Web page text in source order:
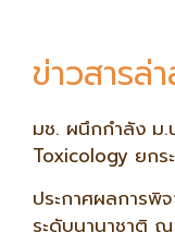
ข่าวสารล่
มช. ผนึกกำลัง ม.
Toxicology ยกร
ประกาศผลการพิ
ระดับนานาชาติ